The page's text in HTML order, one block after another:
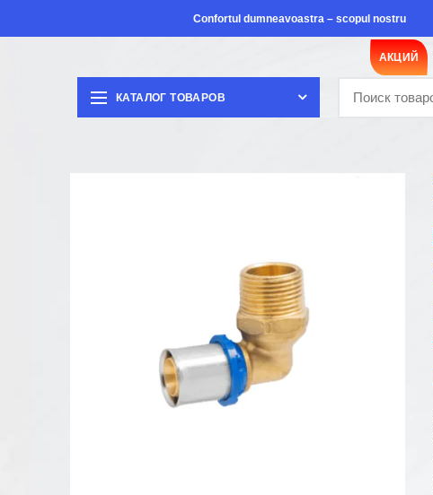
Confortul dumneavoastra – scopul nostru
АКЦИЙ
КАТАЛОГ ТОВАРОВ